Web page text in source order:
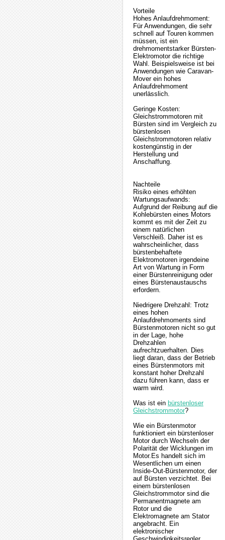
Vorteile
Hohes Anlaufdrehmoment:
Für Anwendungen, die sehr
schnell auf Touren kommen
müssen, ist ein
drehmomentstarker Bürsten-
Elektromotor die richtige
Wahl. Beispielsweise ist bei
Anwendungen wie Caravan-
Mover ein hohes
Anlaufdrehmoment
unerlässlich.
Geringe Kosten:
Gleichstrommotoren mit
Bürsten sind im Vergleich zu
bürstenlosen
Gleichstrommotoren relativ
kostengünstig in der
Herstellung und
Anschaffung.
Nachteile
Risiko eines erhöhten
Wartungsaufwands:
Aufgrund der Reibung auf die
Kohlebürsten eines Motors
kommt es mit der Zeit zu
einem natürlichen
Verschleiß. Daher ist es
wahrscheinlicher, dass
bürstenbehaftete
Elektromotoren irgendeine
Art von Wartung in Form
einer Bürstenreinigung oder
eines Bürstenaustauschs
erfordern.
Niedrigere Drehzahl: Trotz
eines hohen
Anlaufdrehmoments sind
Bürstenmotoren nicht so gut
in der Lage, hohe
Drehzahlen
aufrechtzuerhalten. Dies
liegt daran, dass der Betrieb
eines Bürstenmotors mit
konstant hoher Drehzahl
dazu führen kann, dass er
warm wird.
Was ist ein bürstenloser
Gleichstrommotor?
Wie ein Bürstenmotor
funktioniert ein bürstenloser
Motor durch Wechseln der
Polarität der Wicklungen im
Motor.Es handelt sich im
Wesentlichen um einen
Inside-Out-Bürstenmotor, der
auf Bürsten verzichtet. Bei
einem bürstenlosen
Gleichstrommotor sind die
Permanentmagnete am
Rotor und die
Elektromagnete am Stator
angebracht. Ein
elektronischer